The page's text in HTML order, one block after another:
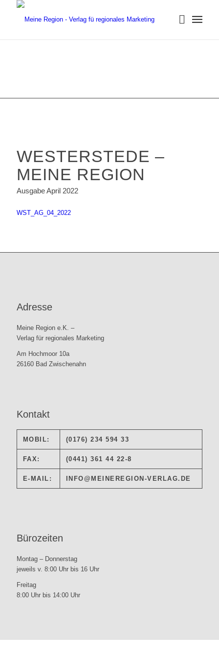
WESTERSTEDE –
MEINE REGION
Ausgabe April 2022
WST_AG_04_2022
Adresse
Meine Region e.K. –
Verlag für regionales Marketing
Am Hochmoor 10a
26160 Bad Zwischenahn
Kontakt
MOBIL: (0176) 234 594 33
FAX: (0441) 361 44 22-8
E-MAIL: INFO@MEINEREGION-VERLAG.DE
Bürozeiten
Montag – Donnerstag
jeweils v. 8:00 Uhr bis 16 Uhr
Freitag
8:00 Uhr bis 14:00 Uhr